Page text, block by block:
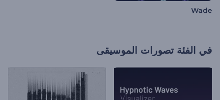
Wade
في الفئة تصورات الموسيقى